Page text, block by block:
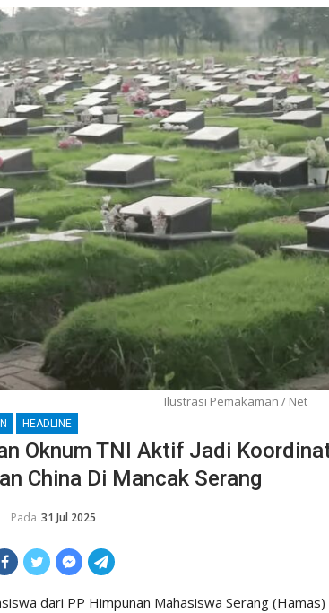
Ilustrasi Pemakaman / Net
HEADLINE
Oknum TNI Aktif Jadi
China Di Mancak Serang
Pada 31 Jul 2025
dari PP Himpunan Mahasiswa Serang